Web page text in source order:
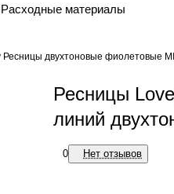
Расходные материалы
Ресницы двухтоновые фиолетовые
Ресницы
линий
0 Нет отзывов